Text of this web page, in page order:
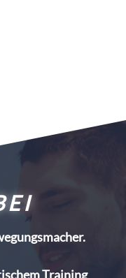
Training